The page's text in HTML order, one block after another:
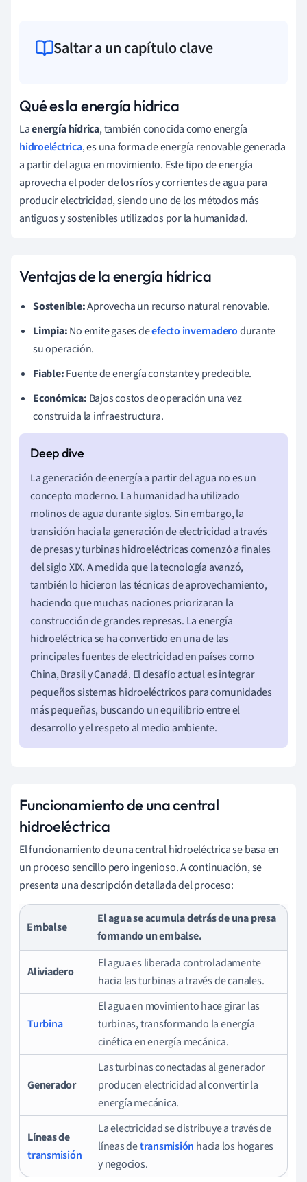
Saltar a un capítulo clave
Qué es la energía hídrica
Laenergía hídrica, también conocida como energía
hidroeléctrica, es una forma de energía renovable generada
a partir del agua en movimiento. Este tipo de energía
aprovecha el poder de los ríos y corrientes de agua para
producir electricidad, siendo uno de los métodos más
antiguos y sostenibles utilizados por la humanidad.
Ventajas de la energía hídrica
Sostenible:Aprovecha un recurso natural renovable.
Limpia:No emite gases deefecto invernaderodurante
su operación.
Fiable:Fuente de energía constante y predecible.
Económica: Bajos costos de operación una vez
construida la infraestructura.
La generación de energía a partir del agua no es un
concepto moderno. La humanidad ha utilizado
molinos de agua durante siglos. Sin embargo, la
transición hacia la generación de electricidad a través
de presas y turbinas hidroeléctricas comenzó a finales
del siglo XIX. A medida que la tecnología avanzó,
también lo hicieron las técnicas de aprovechamiento,
haciendo que muchas naciones priorizaran la
construcción de grandes represas. La energía
hidroeléctrica se ha convertido en una de las
principales fuentes de electricidad en países como
China, Brasil y Canadá. El desafío actual es integrar
pequeños sistemas hidroeléctricos para comunidades
más pequeñas, buscando un equilibrio entre el
desarrollo y el respeto al medio ambiente.
Funcionamiento de una central
hidroeléctrica
El funcionamiento de una central hidroeléctrica se basa en
un proceso sencillo pero ingenioso. A continuación, se
presenta una descripción detallada del proceso:
Embalse
El agua se acumula detrás de una presa
formando un embalse.
Aliviadero
El agua es liberada controladamente
hacia las turbinas a través de canales.
Turbina
El agua en movimiento hace girar las
turbinas, transformando la energía
cinética en energía mecánica.
Generador
Las turbinas conectadas al generador
producen electricidad al convertir la
energía mecánica.
Líneas de
transmisión
La electricidad se distribuye a través de
líneas detransmisión hacia los hogares
y negocios.